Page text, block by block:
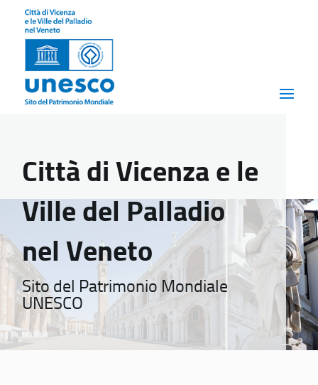
Città di Vicenza e le
Ville del Palladio
nel Veneto
Sito del Patrimonio Mondiale
UNESCO